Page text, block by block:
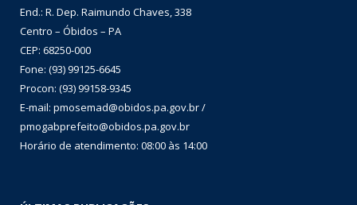
End.: R. Dep. Raimundo Chaves, 338
Centro – Óbidos – PA
CEP: 68250-000
Fone: (93) 99125-6645
Procon: (93) 99158-9345
E-mail: pmosemad@obidos.pa.gov.br /
pmogabprefeito@obidos.pa.gov.br
Horário de atendimento: 08:00 às 14:00